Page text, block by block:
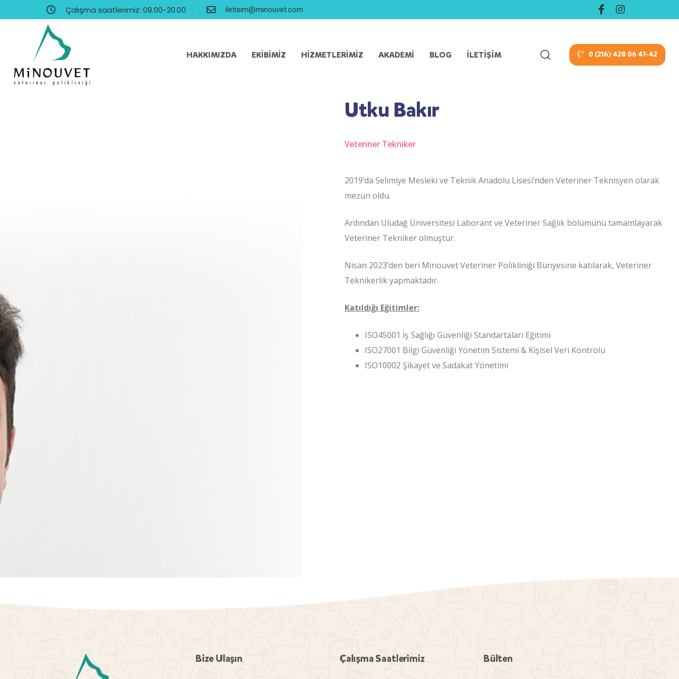
Çalışma saatlerimiz: 09.00-20.00 iletisim@minouvet.com
HAKKIMIZDA EKIBIMIZ HIZMETLERIMIZ AKADEMI BLOG İLETIŞIM 0 (216) 428 06 41-42
Utku Bakır
Veteriner Tekniker
2019’da Selimiye Mesleki ve Teknik Anadolu Lisesi’nden Veteriner Teknisyen olarak
mezun oldu.
Ardından Uludağ Üniversitesi Laborant ve Veteriner Sağlık bölümünü tamamlayarak
Veteriner Tekniker olmuştur.
Nisan 2023’den beri Minouvet Veteriner Polikliniği Bünyesine katılarak, Veteriner
Teknikerlik yapmaktadır.
Katıldığı Eğitimler:
ISO45001 İş Sağlığı Güvenliği Standartaları Eğitimi
ISO27001 Bilgi Güvenliği Yönetim Sistemi & Kişisel Veri Kontrolü
ISO10002 Şikayet ve Sadakat Yönetimi
Bize Ulaşın Çalışma Saatlerimiz Bülten